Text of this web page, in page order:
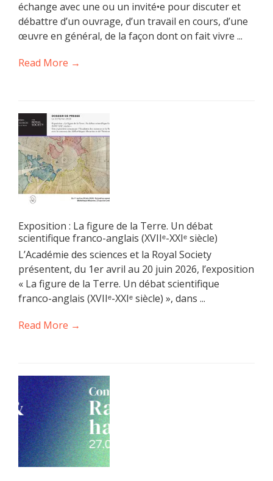
échange avec une ou un invité•e pour discuter et
débattre d’un ouvrage, d’un travail en cours, d’une
œuvre en général, de la façon dont on fait vivre ...
Read More →
Exposition : La figure de la Terre. Un débat
scientifique franco-anglais (XVIIᵉ-XXIᵉ siècle)
L’Académie des sciences et la Royal Society
présentent, du 1er avril au 20 juin 2026, l’exposition
« La figure de la Terre. Un débat scientifique
franco-anglais (XVIIᵉ-XXIᵉ siècle) », dans ...
Read More →